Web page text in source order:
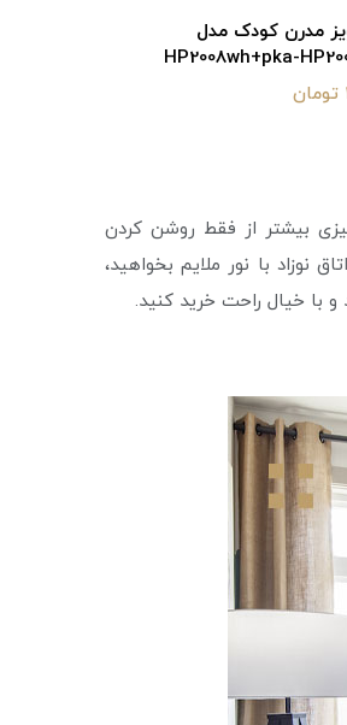
مدرن کودک مدل
HP2008wh+pka-
بیشتر از فقط روشن کردن
با نور ملایم بخواهید،
با خیال راحت خرید کنید.